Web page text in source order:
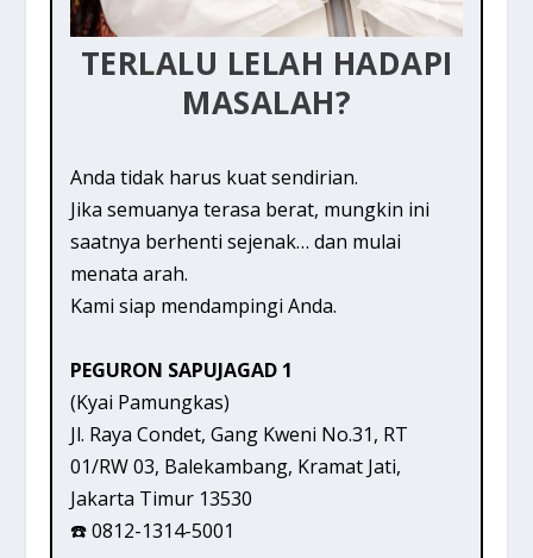
TERLALU LELAH HADAPI
MASALAH?
Anda tidak harus kuat sendirian.
Jika semuanya terasa berat, mungkin ini
saatnya berhenti sejenak… dan mulai
menata arah.
Kami siap mendampingi Anda.
PEGURON SAPUJAGAD 1
(Kyai Pamungkas)
Jl. Raya Condet, Gang Kweni No.31, RT
01/RW 03, Balekambang, Kramat Jati,
Jakarta Timur 13530
☎️ 0812-1314-5001